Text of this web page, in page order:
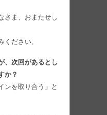
さま、おまたせし
ください。
、次回があるとし
か？
ンを取り合う」と